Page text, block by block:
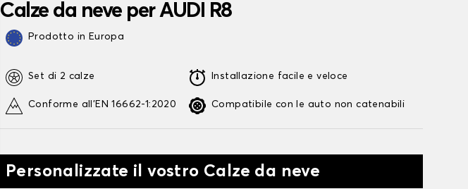
Calze da neve per AUDI R8
Prodotto in Europa
Set di 2 calze
Conforme all'EN 16662-1:2020
Installazione facile e veloce
Compatibile con le auto non catenabili
Personalizzate il vostro Calze da neve